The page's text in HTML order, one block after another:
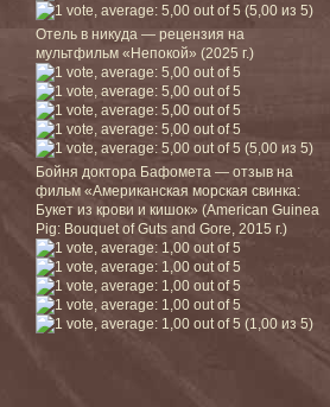
(5,00 из 5)
Отель в никуда — рецензия на
мультфильм «Непокой» (2025 г.)
(5,00 из 5)
Бойня доктора Бафомета — отзыв на
фильм «Американская морская свинка:
Букет из крови и кишок» (American Guinea
Pig: Bouquet of Guts and Gore, 2015 г.)
(1,00 из 5)